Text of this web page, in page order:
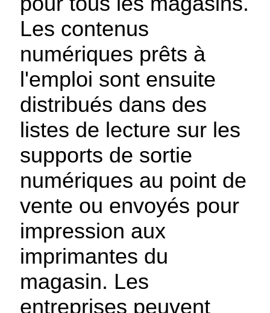
Les contenus
numériques prêts à
l'emploi sont ensuite
distribués dans des
listes de lecture sur les
supports de sortie
numériques au point de
vente ou envoyés pour
impression aux
imprimantes du
magasin. Les
entreprises peuvent